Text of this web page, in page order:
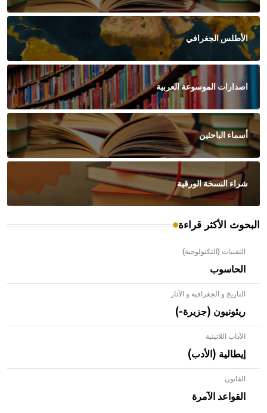
الأطلس الجغرافي
اصدارات الموسوعة العربية
أسماء الباحثين
شراء النسخة الورقية
البحوث الأكثر قراءة
التقنيات (التكنولوجية)
الحاسوب
التاريخ و الجغرافية و الآثار
ريئونيون (جزيرة-)
الآداب اللاتينية
إيطالية (الأدب)
القانون
القواعد الآمرة
- هل تعلم أن الأبلق نوع من الفنون الهندسية التي ارتبطت
بالعمارة الإسلامية في بلاد الشام ومصر خاصة، حيث يحرص
المعمار على بناء مداميكه وخاصة في الواجهات